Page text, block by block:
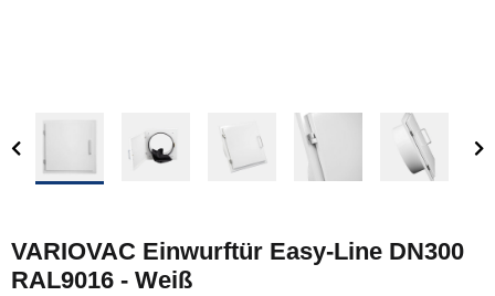
VARIOVAC Einwurftür Easy-Line DN300
RAL9016 - Weiß